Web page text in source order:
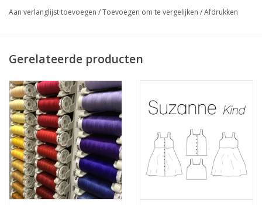
dunne laagjes, die met onzichtbare steekjes aan elkaar gezet
zijn. Geschikt voor het maken van kleding, maar natuurlijk ook
alle accessoires, zoals doeken, dekentjes, bavetje,…
Kleur
rose
Breedte
135 cm
Samenstelling 100% katoen
Gewicht
120 gr/m
Baby artikelen, potbroekjes,
Aan verlanglijst toevoegen /Toevoegen om te vergelijken /Afdrukken
Gerelateerde producten